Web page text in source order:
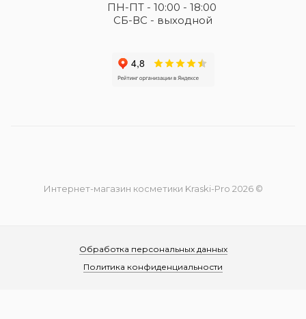
ПН-ПТ - 10:00 - 18:00
СБ-ВС - выходной
Интернет-магазин косметики Kraski-Pro 2026 ©
Обработка персональных данных
Политика конфиденциальности